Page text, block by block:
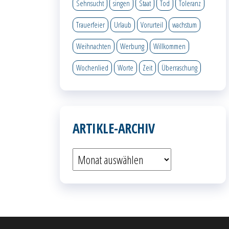
Sehnsucht singen Staat Tod Toleranz
Trauerfeier Urlaub Vorurteil wachstum
Weihnachten Werbung Willkommen
Wochenlied Worte Zeit Überraschung
ARTIKLE-ARCHIV
Artikle-